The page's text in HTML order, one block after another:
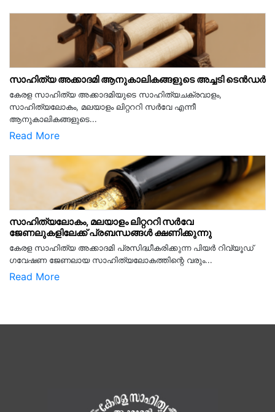
സാഹിത്യ അക്കാദമി ആനുകാലികങ്ങളുടെ അച്ചടി ടെൻഡർ
കേരള സാഹിത്യ അക്കാദമിയുടെ സാഹിത്യചക്രവാളം,
സാഹിത്യലോകം, മലയാളം ലിറ്റററി സർവേ എന്നീ
ആനുകാലികങ്ങളുടെ...
Read More
സാഹിത്യലോകം, മലയാളം ലിറ്റററി സർവേ
ജേണലുകളിലേക്ക് പ്രബന്ധങ്ങൾ ക്ഷണിക്കുന്നു
കേരള സാഹിത്യ അക്കാദമി പ്രസിദ്ധീകരിക്കുന്ന പിയര്‍ റിവ്യൂഡ്
ഗവേഷണ ജേണലായ സാഹിത്യലോകത്തിന്റെ വരും...
Read More